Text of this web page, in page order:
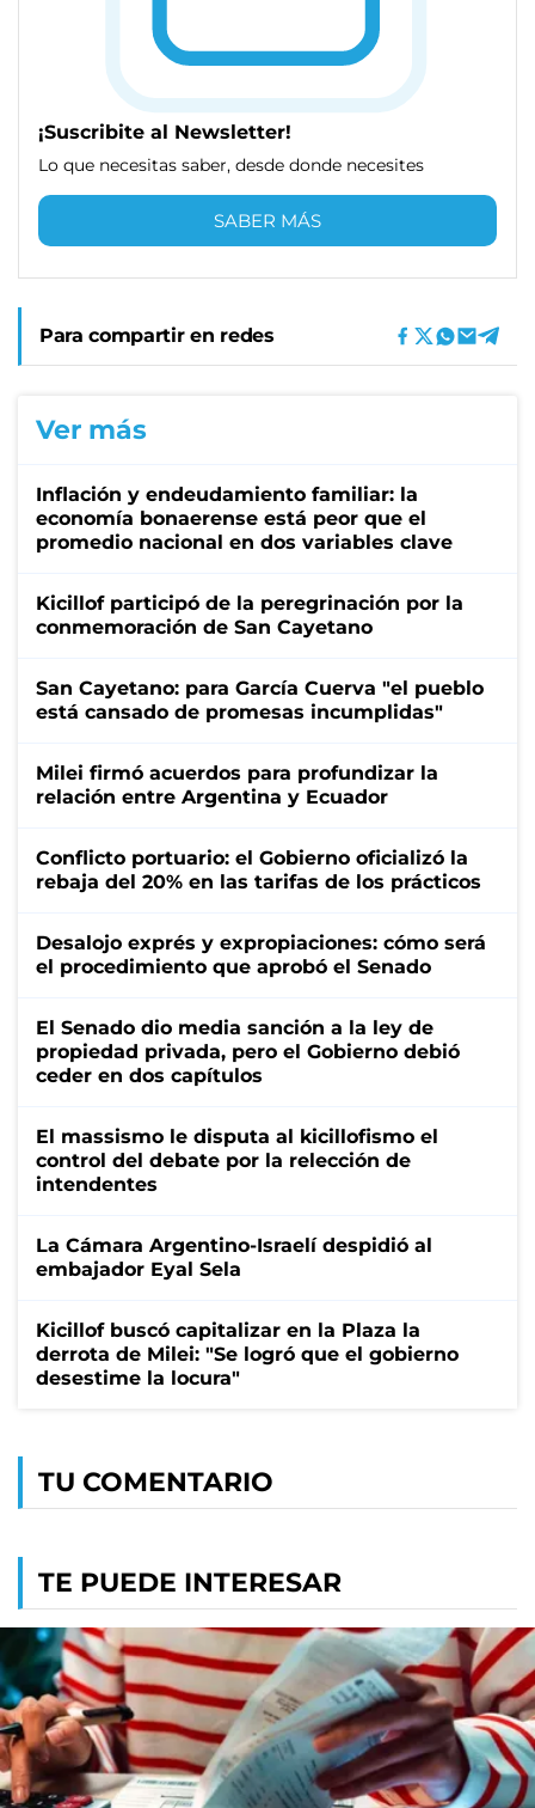
¡Suscribite al Newsletter!
Lo que necesitas saber, desde donde necesites
SABER MÁS
Para compartir en redes
Ver más
Inflación y endeudamiento familiar: la
economía bonaerense está peor que el
promedio nacional en dos variables clave
Kicillof participó de la peregrinación por la
conmemoración de San Cayetano
San Cayetano: para García Cuerva "el pueblo
está cansado de promesas incumplidas"
Milei firmó acuerdos para profundizar la
relación entre Argentina y Ecuador
Conflicto portuario: el Gobierno oficializó la
rebaja del 20% en las tarifas de los prácticos
Desalojo exprés y expropiaciones: cómo será
el procedimiento que aprobó el Senado
El Senado dio media sanción a la ley de
propiedad privada, pero el Gobierno debió
ceder en dos capítulos
El massismo le disputa al kicillofismo el
control del debate por la relección de
intendentes
La Cámara Argentino-Israelí despidió al
embajador Eyal Sela
Kicillof buscó capitalizar en la Plaza la
derrota de Milei: "Se logró que el gobierno
desestime la locura"
TU COMENTARIO
TE PUEDE INTERESAR